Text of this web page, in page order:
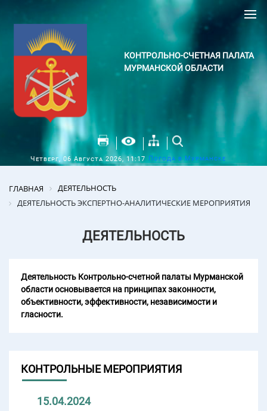
КОНТРОЛЬНО-СЧЕТНАЯ ПАЛАТА
МУРМАНСКОЙ ОБЛАСТИ
Четверг, 06 Августа 2026, 11:17 Погода в Мурманске
ГЛАВНАЯ
ДЕЯТЕЛЬНОСТЬ
ДЕЯТЕЛЬНОСТЬ ЭКСПЕРТНО-АНАЛИТИЧЕСКИЕ МЕРОПРИЯТИЯ
ДЕЯТЕЛЬНОСТЬ
Деятельность Контрольно-счетной палаты Мурманской
области основывается на принципах законности,
объективности, эффективности, независимости и
гласности.
КОНТРОЛЬНЫЕ МЕРОПРИЯТИЯ
15.04.2024